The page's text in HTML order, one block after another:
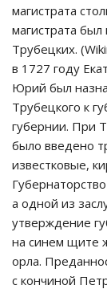
магистрата
магистрата
Трубецких.
в 1727 году
Юрий был
Трубецкого к
губернии. При
было введено
известковые,
а одной из
утверждение
на синем щите
орла.
с кончиной